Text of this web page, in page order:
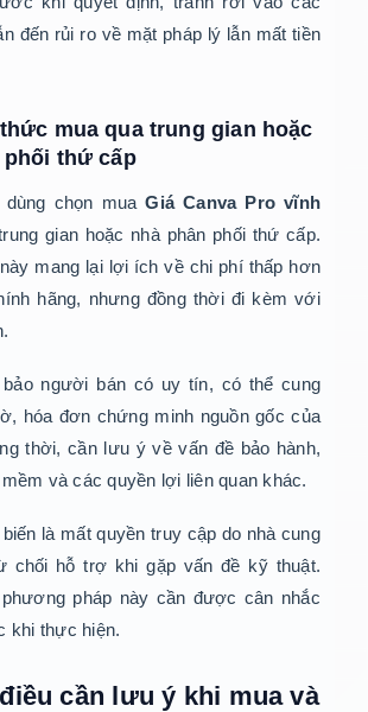
đến rủi ro về mặt pháp lý lẫn mất tiền
mua qua trung gian hoặc
phối thứ cấp
dùng chọn muaGiá Canva Pro vĩnh
gian hoặc nhà phân phối thứ cấp.
mang lại lợi ích về chi phí thấp hơn
hãng, nhưng đồng thời đi kèm với
người bán có uy tín, có thể cung
hóa đơn chứng minh nguồn gốc của
thời, cần lưu ý về vấn đề bảo hành,
và các quyền lợi liên quan khác.
là mất quyền truy cập do nhà cung
chối hỗ trợ khi gặp vấn đề kỹ thuật.
pháp này cần được cân nhắc
khi thực hiện.
cần lưu ý khi mua và